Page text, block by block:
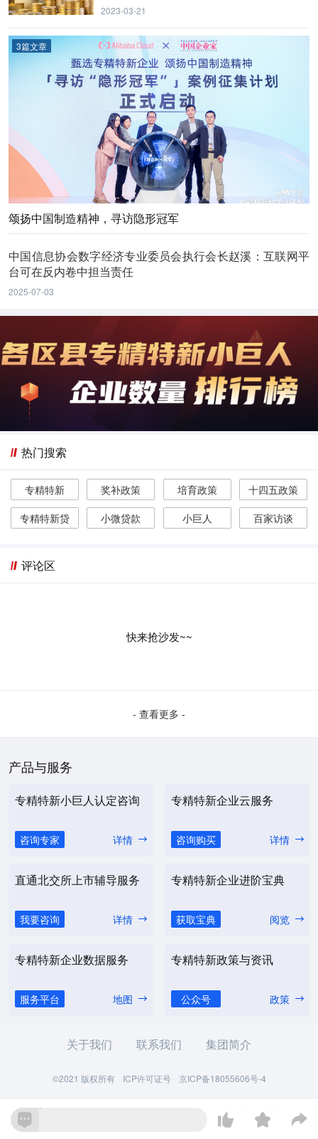
2023-03-21
3篇文章
颂扬中国制造精神，寻访隐形冠军
中国信息协会数字经济专业委员会执行会长赵溪：互联网平
台可在反内卷中担当责任
2025-07-03
热门搜索
专精特新 奖补政策 培育政策
十四五政策
专精特新贷
小微贷款 小巨人 百家访谈
评论区
快来抢沙发~~
- 查看更多 -
产品与服务
专精特新小巨人认定咨询
咨询专家 详情
专精特新企业云服务
咨询购买 详情
直通北交所上市辅导服务
我要咨询 详情
专精特新企业进阶宝典
获取宝典 阅览
专精特新企业数据服务
服务平台 地图
专精特新政策与资讯
公众号 政策
关于我们 联系我们 集团简介
©2021 版权所有 ICP许可证号 京ICP备18055606号-4